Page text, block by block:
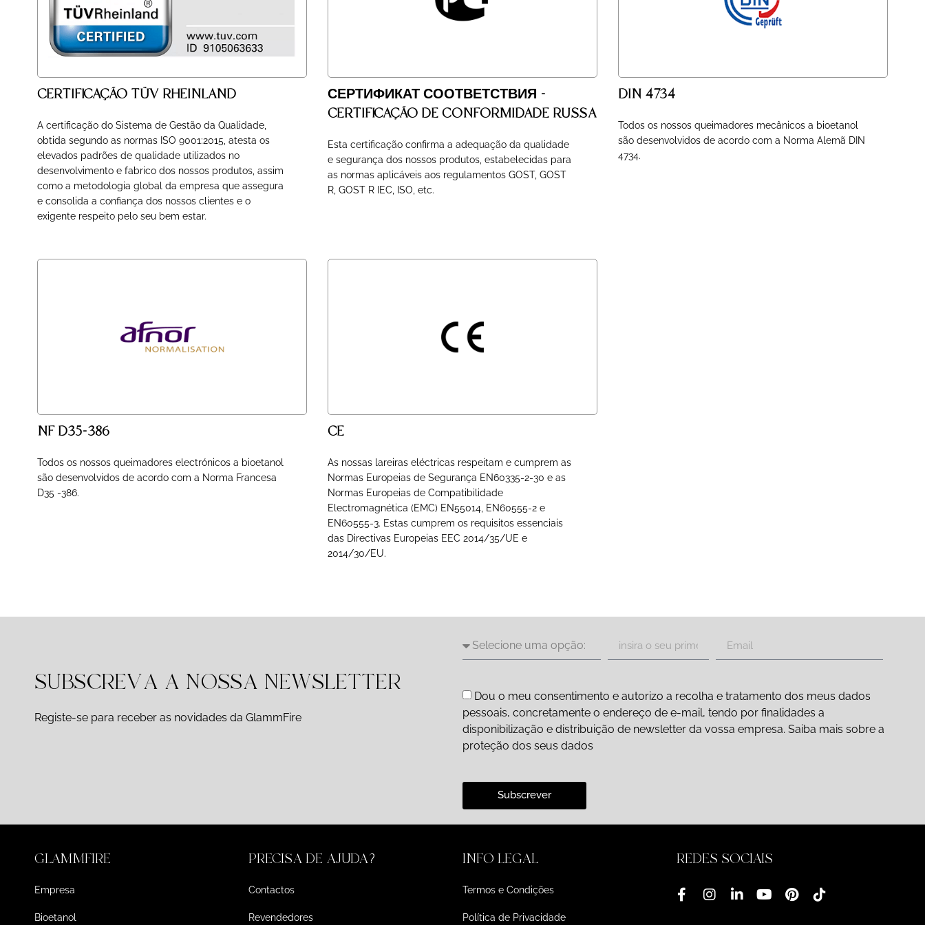
CERTIFICAÇÃO TÜV RHEINLAND
A certificação do Sistema de Gestão da Qualidade,
obtida segundo as normas ISO 9001:2015, atesta os
elevados padrões de qualidade utilizados no
desenvolvimento e fabrico dos nossos produtos, assim
como a metodologia global da empresa que assegura
e consolida a confiança dos nossos clientes e o
exigente respeito pelo seu bem estar.
СЕРТИФИКАТ СООТВЕТСТВИЯ -
CERTIFICAÇÃO DE CONFORMIDADE RUSSA
Esta certificação confirma a adequação da qualidade
e segurança dos nossos produtos, estabelecidas para
as normas aplicáveis aos regulamentos GOST, GOST
R, GOST R IEC, ISO, etc.
DIN 4734
Todos os nossos queimadores mecânicos a bioetanol
são desenvolvidos de acordo com a Norma Alemã DIN
4734.
NF D35-386
Todos os nossos queimadores electrónicos a bioetanol
são desenvolvidos de acordo com a Norma Francesa
D35 -386.
CE
As nossas lareiras eléctricas respeitam e cumprem as
Normas Europeias de Segurança EN60335-2-30 e as
Normas Europeias de Compatibilidade
Electromagnética (EMC) EN55014, EN60555-2 e
EN60555-3. Estas cumprem os requisitos essenciais
das Directivas Europeias EEC 2014/35/UE e
2014/30/EU.
SUBSCREVA A NOSSA NEWSLETTER
Registe-se para receber as novidades da GlammFire
Dou o meu consentimento e autorizo a recolha e tratamento dos meus dados
pessoais, concretamente o endereço de e-mail, tendo por finalidades a
disponibilização e distribuição de newsletter da vossa empresa. Saiba mais sobre a
proteção dos seus dados
Subscrever
GLAMMFIRE
Empresa
Bioetanol
PRECISA DE AJUDA?
Contactos
Revendedores
INFO LEGAL
Termos e Condições
Política de Privacidade
REDES SOCIAIS